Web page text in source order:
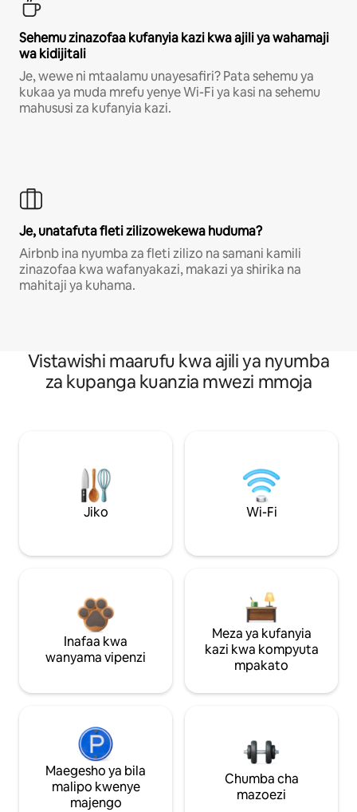
Sehemu zinazofaa kufanyia kazi kwa ajili ya wahamaji
wa kidijitali
Je, wewe ni mtaalamu unayesafiri? Pata sehemu ya
kukaa ya muda mrefu yenye Wi-Fi ya kasi na sehemu
mahususi za kufanyia kazi.
Je, unatafuta fleti zilizowekewa huduma?
Airbnb ina nyumba za fleti zilizo na samani kamili
zinazofaa kwa wafanyakazi, makazi ya shirika na
mahitaji ya kuhama.
Vistawishi maarufu kwa ajili ya nyumba
za kupanga kuanzia mwezi mmoja
Jiko Wi-Fi
Inafaa kwa
wanyama vipenzi
Meza ya kufanyia
kazi kwa kompyuta
mpakato
Maegesho ya bila
malipo kwenye
majengo
Chumba cha
mazoezi